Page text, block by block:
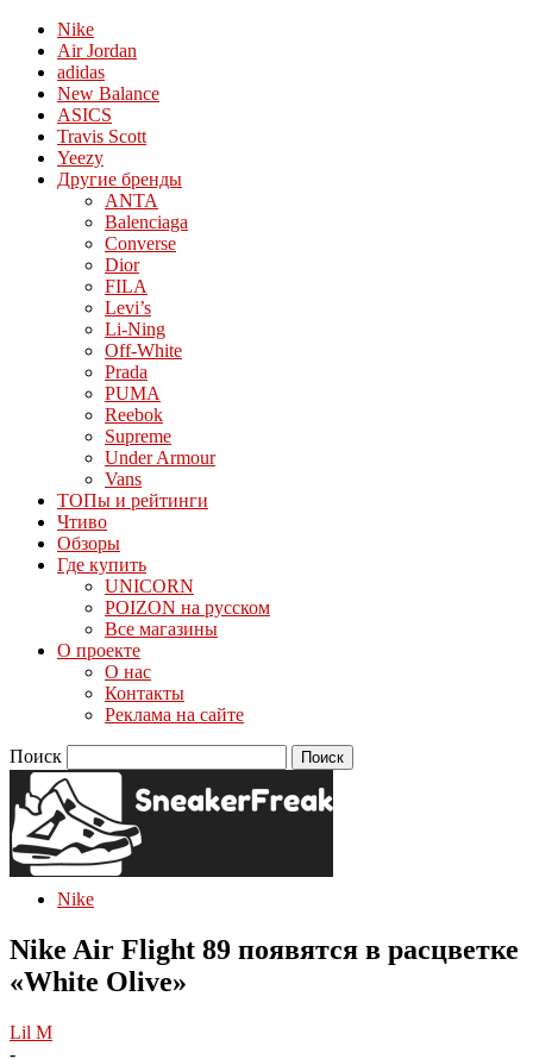
Nike
Air Jordan
adidas
New Balance
ASICS
Travis Scott
Yeezy
Другие бренды
ANTA
Balenciaga
Converse
Dior
FILA
Levi’s
Li-Ning
Off-White
Prada
PUMA
Reebok
Supreme
Under Armour
Vans
ТОПы и рейтинги
Чтиво
Обзоры
Где купить
UNICORN
POIZON на русском
Все магазины
О проекте
О нас
Контакты
Реклама на сайте
Поиск
Nike
Nike Air Flight 89 появятся в расцветке
«White Olive»
Lil M
-